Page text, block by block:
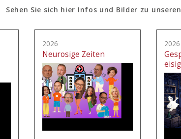
Sehen Sie sich hier Infos und Bilder zu
2026
Neurosige Zeiten
2026